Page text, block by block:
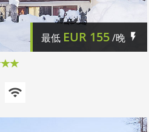
最低 EUR 155/晚